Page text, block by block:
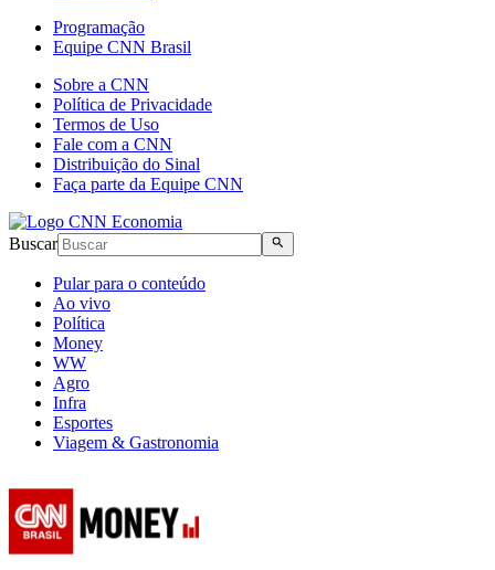
Programação
Equipe CNN Brasil
Sobre a CNN
Política de Privacidade
Termos de Uso
Fale com a CNN
Distribuição do Sinal
Faça parte da Equipe CNN
Buscar
Pular para o conteúdo
Ao vivo
Política
Money
WW
Agro
Infra
Esportes
Viagem & Gastronomia